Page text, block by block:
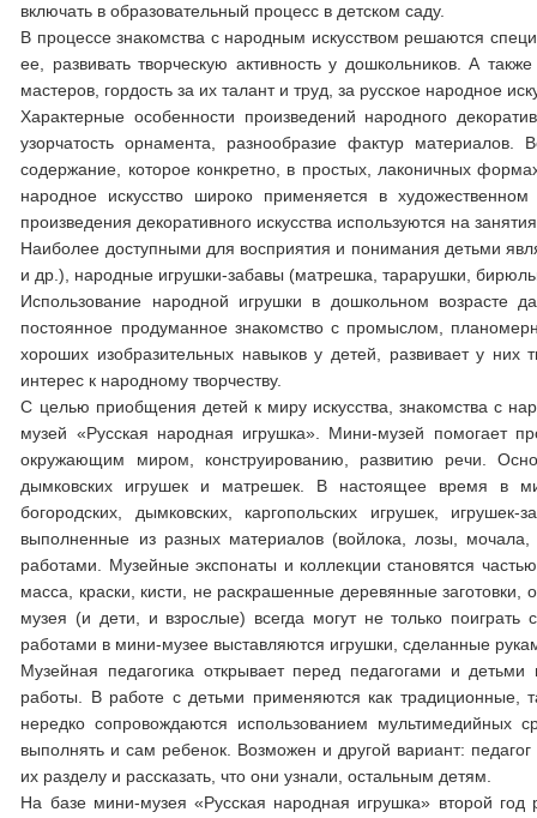
включать в образовательный процесс в детском саду.
В процессе знакомства с народным искусством решаются
ее, развивать творческую активность у дошкольников. А
мастеров, гордость за их талант и труд, за русское народное
Характерные особенности произведений народного
узорчатость орнамента, разнообразие фактур
содержание, которое конкретно, в простых, лаконичных
народное искусство широко применяется в
произведения декоративного искусства используются на
Наиболее доступными для восприятия и понимания детьми
и др.), народные игрушки-забавы (матрешка, тарарушки,
Использование народной игрушки в дошкольном возрасте
постоянное продуманное знакомство с промыслом,
хороших изобразительных навыков у детей, развивает у них
интерес к народному творчеству.
С целью приобщения детей к миру искусства, знакомства с
музей «Русская народная игрушка». Мини-музей помогает
окружающим миром, конструированию, развитию речи.
дымковских игрушек и матрешек. В настоящее время в
богородских, дымковских, каргопольских игрушек,
выполненные из разных материалов (войлока, лозы,
работами. Музейные экспонаты и коллекции становятся
масса, краски, кисти, не раскрашенные деревянные
музея (и дети, и взрослые) всегда могут не только
работами в мини-музее выставляются игрушки, сделанные
Музейная педагогика открывает перед педагогами и
работы. В работе с детьми применяются как традиционные,
нередко сопровождаются использованием мультимедийных
выполнять и сам ребенок. Возможен и другой вариант:
их разделу и рассказать, что они узнали, остальным детям.
На базе мини-музея «Русская народная игрушка» второй